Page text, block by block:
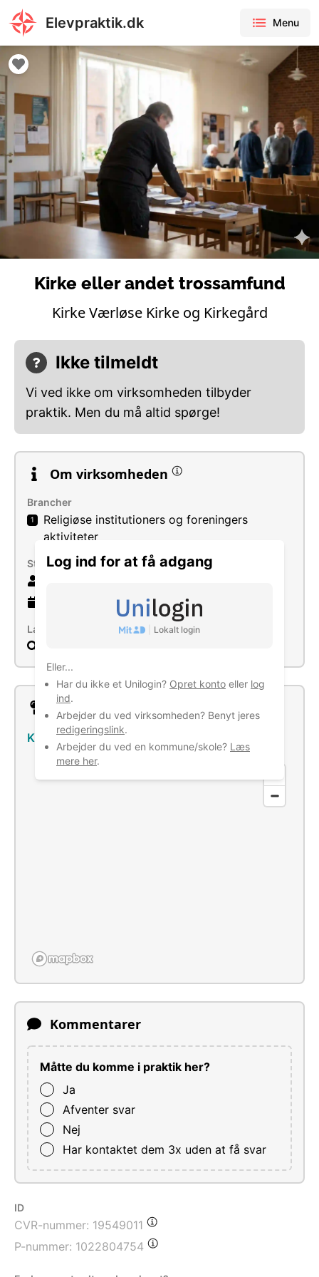
Elevpraktik.dk Menu
Log ind for at få adgang
Lokalt login
Eller...
Har du ikke et Unilogin? Opret konto eller log
ind.
Arbejder du ved virksomheden? Benyt jeres
redigeringslink.
Arbejder du ved en kommune/skole? Læs
mere her.
Kirke eller andet trossamfund
Kirke Værløse Kirke og Kirkegård
Ikke tilmeldt
Vi ved ikke om virksomheden tilbyder
praktik. Men du må altid spørge!
Om virksomheden
Brancher
1
Religiøse institutioners og foreningers
aktiviteter
Størrelse
gammel virksomhed
Læs mere
Lokation
Kirkestræde 1, 3500 Værløse
Kommentarer
Måtte du komme i praktik her?
Ja
Afventer svar
Nej
Har kontaktet dem 3x uden at få svar
ID
CVR-nummer: 19549011
P-nummer: 1022804754